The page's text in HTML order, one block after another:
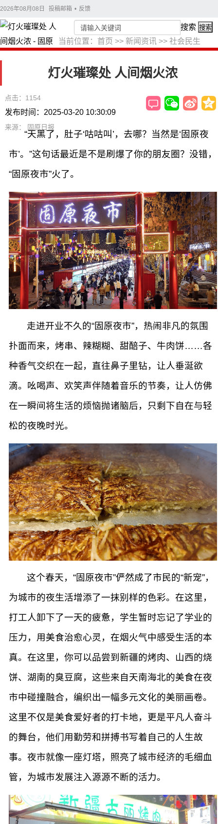
2026年08月08日 投稿邮箱 • 反馈
当前位置： 首页 >> 新闻资讯 >> 社会民生
搜索 搜索
灯火璀璨处 人间烟火浓
点击：1154
发布时间：2025-03-20 10:30:09
来源： 固原日报
“天黑了，肚子‘咕咕叫’，去哪？当然是‘固原夜
市’。”这句话最近是不是刷爆了你的朋友圈？没错，
“固原夜市”火了。
走进开业不久的“固原夜市”，热闹非凡的氛围
扑面而来，烤串、辣糊糊、甜醅子、牛肉饼……各
种香气交织在一起，直往鼻子里钻，让人垂涎欲
滴。吆喝声、欢笑声伴随着音乐的节奏，让人仿佛
在一瞬间将生活的烦恼抛诸脑后，只剩下自在与轻
松的夜晚时光。
这个春天，“固原夜市”俨然成了市民的“新宠”，
为城市的夜生活增添了一抹别样的色彩。在这里，
打工人卸下了一天的疲惫，学生暂时忘记了学业的
压力，用美食治愈心灵，在烟火气中感受生活的本
真。在这里，你可以品尝到新疆的烤肉、山西的烧
饼、湖南的臭豆腐，这些来自天南海北的美食在夜
市中碰撞融合，编织出一幅多元文化的美丽画卷。
这里不仅是美食爱好者的打卡地，更是平凡人奋斗
的舞台，他们用勤劳和拼搏书写着自己的人生故
事。夜市就像一座灯塔，照亮了城市经济的毛细血
管，为城市发展注入源源不断的活力。